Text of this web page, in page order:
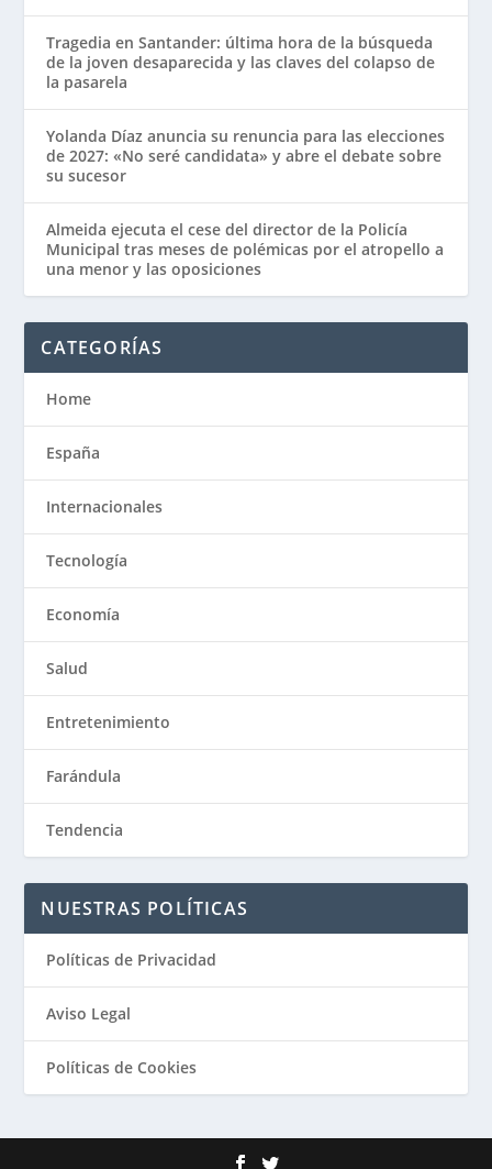
Tragedia en Santander: última hora de la búsqueda
de la joven desaparecida y las claves del colapso de
la pasarela
Yolanda Díaz anuncia su renuncia para las elecciones
de 2027: «No seré candidata» y abre el debate sobre
su sucesor
Almeida ejecuta el cese del director de la Policía
Municipal tras meses de polémicas por el atropello a
una menor y las oposiciones
CATEGORÍAS
Home
España
Internacionales
Tecnología
Economía
Salud
Entretenimiento
Farándula
Tendencia
NUESTRAS POLÍTICAS
Políticas de Privacidad
Aviso Legal
Políticas de Cookies